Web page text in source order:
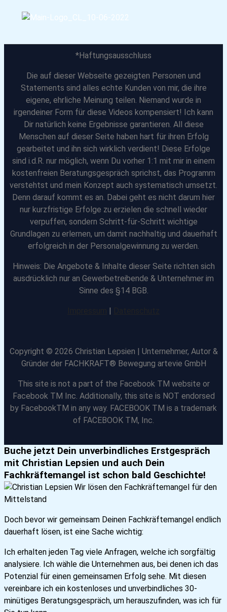
*Haftungsausschluss
Die auf dieser Webseite gezeigten Personen und
Statements sind alles echte Kunden von mir, die ihre
eigene, ehrliche Meinung teilen. Niemand wurde in
irgendeiner Form für diese Videos kompensiert! Ich kann
Dir natürlich keine Ergebnisse garantieren. All diese
Menschen auf dieser Seite haben hart für ihren Erfolg
gearbeitet und ihn sich wirklich verdient! Diese Erfolge
sind i.d.R. nur möglich, wenn Du vorher 1:1 mit mir in einem
kostenfreien Beratungsgespräch sprichst, das Programm
verstehtst und mein Konzept auch systematisch umsetzt.
Denn darauf kommt es an. Dabei geht es nicht darum hier
nur kurzfristige Erfolge zu erzielen die schnell wieder
verpuffen, sondern Schritt-für-Schritt wichtige
Grundlagen zu erlernen, um damit nachhaltig und dauerhaft
erfolgreich in der Personalgewinnung zu werden.
Hinweis: Die Angebote & Inhalte dieser Seite richten sich
ausdrücklich nur an Gewerbetreibende & Unternehmer im
Sinne des §14 BGB.
|
Copyright © 2026 Christian Lepsien | Unternehmer, Autor &
Gründer der FACHKRAFT® Bewegung artevie GmbH
This site is not a part of the Facebook TM website or
Facebook TM Inc. Additionally, this site is NOT endorsed
by FacebookTM in any way. FACEBOOK TM is a trademark
of FACEBOOK TM, Inc.
Buche jetzt Dein unverbindliches Erstgespräch
mit Christian Lepsien und auch Dein
Fachkräftemangel ist schon bald Geschichte!
Doch bevor wir gemeinsam Deinen Fachkräftemangel endlich
dauerhaft lösen, ist eine Sache wichtig:
Ich erhalten jeden Tag viele Anfragen, welche ich sorgfältig
analysiere. Ich wähle die Unternehmen aus, bei denen ich das
Potenzial für einen gemeinsamen Erfolg sehe. Mit diesen
vereinbare ich ein kostenloses und unverbindliches 30-
minütiges Beratungsgespräch, um herauszufinden, was ich für